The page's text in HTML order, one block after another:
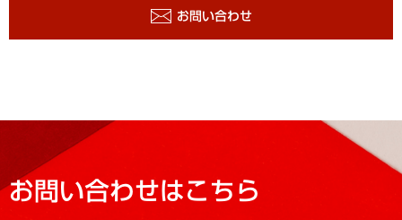
お問い合わせ
お問い合わせはこちら